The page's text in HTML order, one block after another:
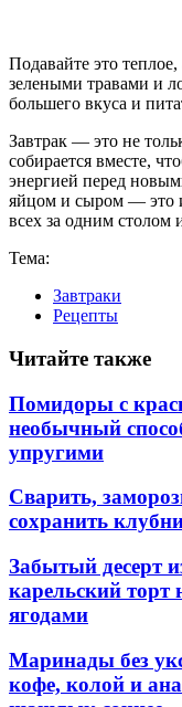
Подавайте это
зелеными травами и
большего вкуса и
Завтрак — это не
собирается вместе,
энергией перед
яйцом и сыром — это
всех за одним столом
Тема:
Завтраки
Рецепты
Читайте также
Помидоры с
необычный
упругими
Сварить,
сохранить
Забытый десерт
карельский торт
ягодами
Маринады без
кофе, колой и